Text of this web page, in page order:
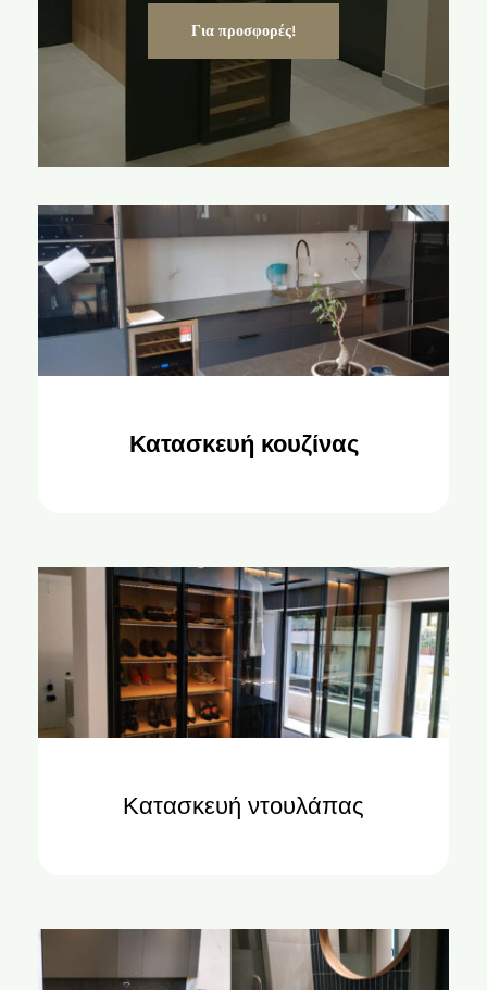
Για προσφορές!
Κατασκευή κουζίνας
Κατασκευή ντουλάπας